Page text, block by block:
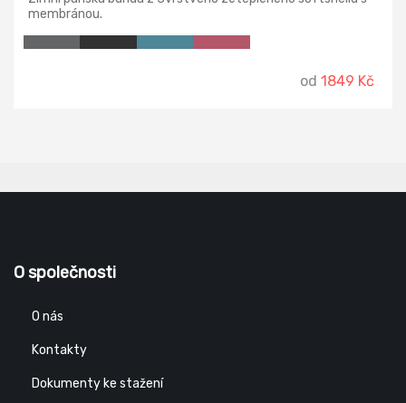
membránou.
od 1849 Kč
O společnosti
O nás
Kontakty
Dokumenty ke stažení